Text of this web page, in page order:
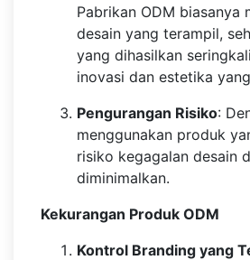
Pabrikan ODM biasanya
desain yang terampil,
yang dihasilkan
inovasi dan estetika
Pengurangan Risiko:
menggunakan produk
risiko kegagalan desain
diminimalkan.
Kekurangan Produk ODM
Kontrol Branding yang